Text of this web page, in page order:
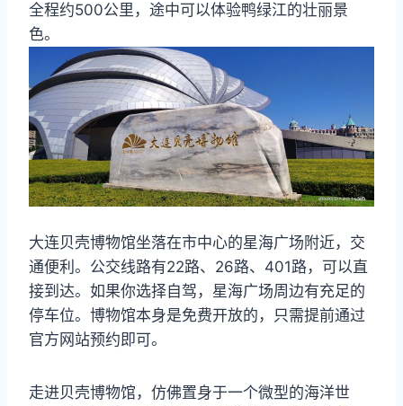
全程约500公里，途中可以体验鸭绿江的壮丽景
色。
大连贝壳博物馆坐落在市中心的星海广场附近，交
通便利。公交线路有22路、26路、401路，可以直
接到达。如果你选择自驾，星海广场周边有充足的
停车位。博物馆本身是免费开放的，只需提前通过
官方网站预约即可。
走进贝壳博物馆，仿佛置身于一个微型的海洋世